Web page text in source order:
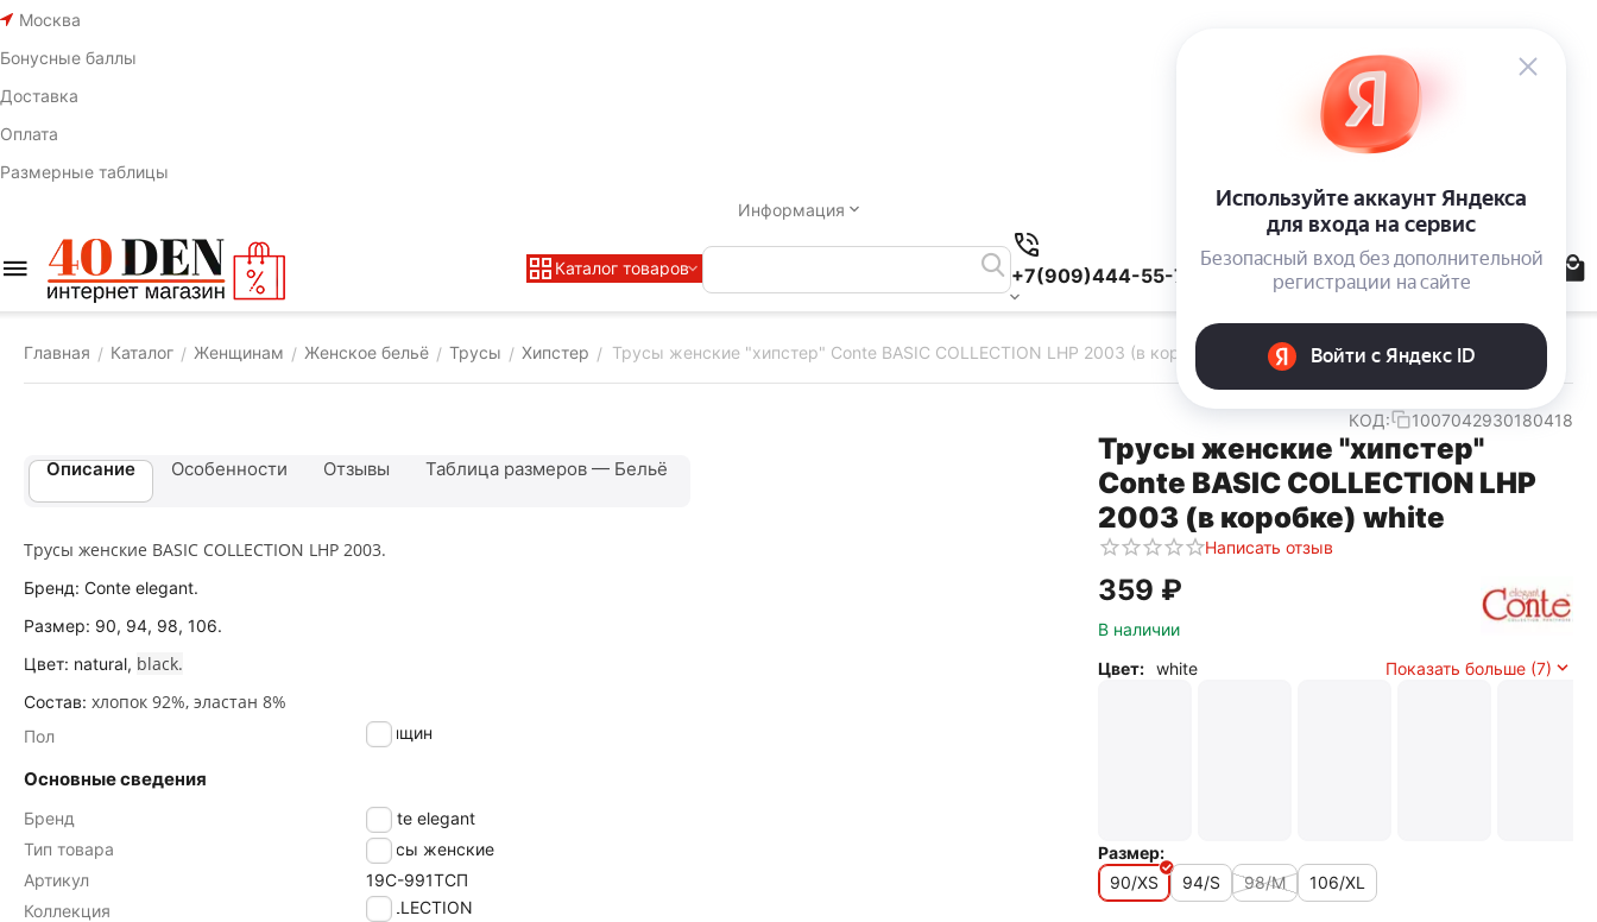
Москва
Бонусные баллы
Доставка
Оплата
Размерные таблицы
Информация
Каталог товаров +7(909)444-55-78
Главная / Каталог / Женщинам / Женское бельё / Трусы / Хипстер / Трусы женские "хипстер" Conte BASIC COLLECTION LHP 2003 (в коробке) white
КОД: 1007042930180418
Трусы женские "хипстер"
Conte BASIC COLLECTION LHP
2003 (в коробке) white
Написать отзыв
‍359‍ ₽
В наличии
Цвет: white Показать больше (7)
Размер:
90/XS
94/S 98/M 106/XL
Описание Особенности Отзывы Таблица размеров — Бельё
Трусы женские BASIC COLLECTION LHP 2003.
Бренд: Conte elegant.
Размер: 90, 94, 98, 106.
Цвет: natural, black.
Состав: хлопок 92%, эластан 8%
Пол женщин
Основные сведения
Бренд
Conte elegant
Тип товара
Трусы женские
Артикул
19С-991ТСП
Коллекция
COLLECTION